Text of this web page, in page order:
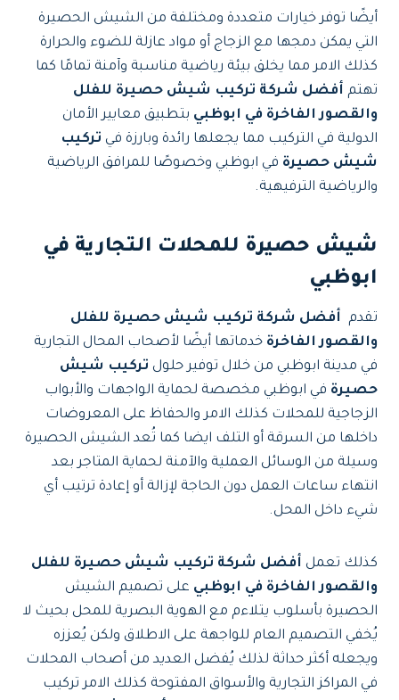
أيضًا توفر خيارات متعددة ومختلفة من الشيش الحصيرة
التي يمكن دمجها مع الزجاج أو مواد عازلة للضوء والحرارة
كذلك الامر مما يخلق بيئة رياضية مناسبة وآمنة تمامًا كما
تهتم أفضل شركة تركيب شيش حصيرة للفلل
والقصور الفاخرة في ابوظبي بتطبيق معايير الأمان
الدولية في التركيب مما يجعلها رائدة وبارزة في تركيب
شيش حصيرة في ابوظبي وخصوصًا للمرافق الرياضية
والرياضية الترفيهية.
شيش حصيرة للمحلات التجارية في
ابوظبي
تقدم
أفضل شركة تركيب شيش حصيرة للفلل
والقصور الفاخرة خدماتها أيضًا لأصحاب المحال التجارية
في مدينة ابوظبي من خلال توفير حلول تركيب شيش
حصيرة في ابوظبي مخصصة لحماية الواجهات والأبواب
الزجاجية للمحلات كذلك الامر والحفاظ على المعروضات
داخلها من السرقة أو التلف ايضا كما تُعد الشيش الحصيرة
وسيلة من الوسائل العملية والآمنة لحماية المتاجر بعد
انتهاء ساعات العمل دون الحاجة لإزالة أو إعادة ترتيب أي
شيء داخل المحل.
كذلك تعمل أفضل شركة تركيب شيش حصيرة للفلل
والقصور الفاخرة في ابوظبي على تصميم الشيش
الحصيرة بأسلوب يتلاءم مع الهوية البصرية للمحل بحيث لا
يُخفي التصميم العام للواجهة على الاطلاق ولكن يُعززه
ويجعله أكثر حداثة لذلك يُفضل العديد من أصحاب المحلات
في المراكز التجارية والأسواق المفتوحة كذلك الامر تركيب